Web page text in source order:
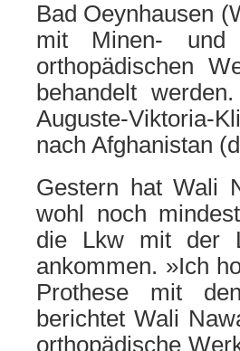
Bad Oeynhausen
mit Minen- und
orthopädischen
behandelt
Auguste-Viktoria-
nach Afghanistan
Gestern hat Wali
wohl noch
die Lkw mit der
ankommen. »Ich
Prothese mit
berichtet Wali
orthopädische